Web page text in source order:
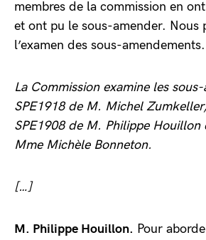
membres de la commission en
et ont pu le sous-amender. Nous
l’examen des sous-amendements.
La Commission examine les
SPE1918 de M. Michel
SPE1908 de M. Philippe Houillon
Mme Michèle Bonneton.
[…]
M. Philippe Houillon. Pour